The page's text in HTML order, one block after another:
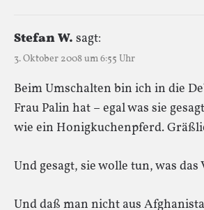
Stefan W. sagt:
3. Oktober 2008 um 6:55 Uhr
Beim Umschalten bin ich in die
Frau Palin hat – egal was sie
wie ein Honigkuchenpferd.
Und gesagt, sie wolle tun, was das
Und daß man nicht aus